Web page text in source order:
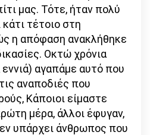
μας. Τότε, ήταν πολύ
τέτοιο στη
η απόφαση ανακλήθηκε
Οκτώ χρόνια
αγαπάμε αυτό που
αναποδιές που
Κάποιοι είμαστε
μέρα, άλλοι έφυγαν,
υπάρχει άνθρωπος που